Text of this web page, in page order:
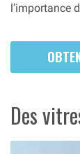
l’importance
Des